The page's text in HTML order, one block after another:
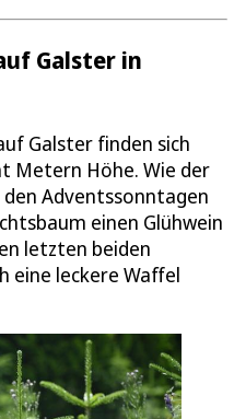
Galster in
Galster finden sich
Metern Höhe. Wie der
Adventssonntagen
einen Glühwein
letzten beiden
eine leckere Waffel